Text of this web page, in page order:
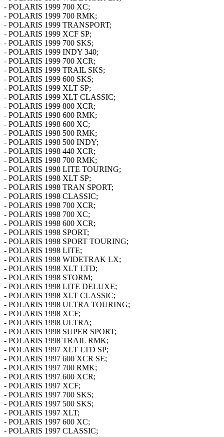
- POLARIS 1999 700 XC;
- POLARIS 1999 700 RMK;
- POLARIS 1999 TRANSPORT;
- POLARIS 1999 XCF SP;
- POLARIS 1999 700 SKS;
- POLARIS 1999 INDY 340;
- POLARIS 1999 700 XCR;
- POLARIS 1999 TRAIL SKS;
- POLARIS 1999 600 SKS;
- POLARIS 1999 XLT SP;
- POLARIS 1999 XLT CLASSIC;
- POLARIS 1999 800 XCR;
- POLARIS 1998 600 RMK;
- POLARIS 1998 600 XC;
- POLARIS 1998 500 RMK;
- POLARIS 1998 500 INDY;
- POLARIS 1998 440 XCR;
- POLARIS 1998 700 RMK;
- POLARIS 1998 LITE TOURING;
- POLARIS 1998 XLT SP;
- POLARIS 1998 TRAN SPORT;
- POLARIS 1998 CLASSIC;
- POLARIS 1998 700 XCR;
- POLARIS 1998 700 XC;
- POLARIS 1998 600 XCR;
- POLARIS 1998 SPORT;
- POLARIS 1998 SPORT TOURING;
- POLARIS 1998 LITE;
- POLARIS 1998 WIDETRAK LX;
- POLARIS 1998 XLT LTD;
- POLARIS 1998 STORM;
- POLARIS 1998 LITE DELUXE;
- POLARIS 1998 XLT CLASSIC;
- POLARIS 1998 ULTRA TOURING;
- POLARIS 1998 XCF;
- POLARIS 1998 ULTRA;
- POLARIS 1998 SUPER SPORT;
- POLARIS 1998 TRAIL RMK;
- POLARIS 1997 XLT LTD SP;
- POLARIS 1997 600 XCR SE;
- POLARIS 1997 700 RMK;
- POLARIS 1997 600 XCR;
- POLARIS 1997 XCF;
- POLARIS 1997 700 SKS;
- POLARIS 1997 500 SKS;
- POLARIS 1997 XLT;
- POLARIS 1997 600 XC;
- POLARIS 1997 CLASSIC;